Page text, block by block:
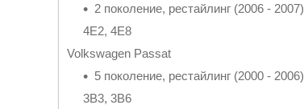
2 поколение, рестайлинг (2006 - 2007)
4E2, 4E8
Volkswagen Passat
5 поколение, рестайлинг (2000 - 2006)
3B3, 3B6